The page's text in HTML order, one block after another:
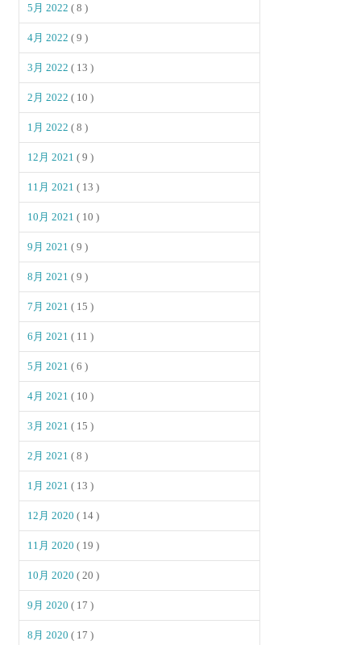
5月 2022( 8 )
4月 2022( 9 )
3月 2022( 13 )
2月 2022( 10 )
1月 2022( 8 )
12月 2021( 9 )
11月 2021( 13 )
10月 2021( 10 )
9月 2021( 9 )
8月 2021( 9 )
7月 2021( 15 )
6月 2021( 11 )
5月 2021( 6 )
4月 2021( 10 )
3月 2021( 15 )
2月 2021( 8 )
1月 2021( 13 )
12月 2020( 14 )
11月 2020( 19 )
10月 2020( 20 )
9月 2020( 17 )
8月 2020( 17 )